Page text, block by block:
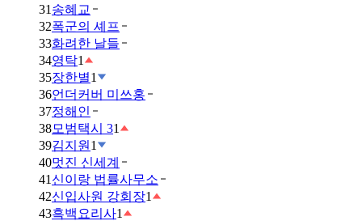
31 송혜교
32폭군의 셰프
33화려한 날들
34영탁1
35장한별1
36언더커버 미쓰홍
37정해인
38모범택시 31
39김지원 1
40멋진 신세계
41 신이랑 법률사무소
42신입사원 강회장1
43흑백요리사1